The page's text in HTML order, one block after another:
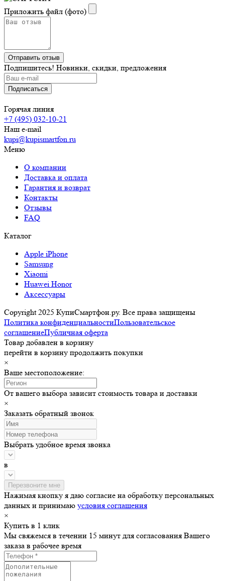
Приложить файл (фото)
Подпишитесь! Новинки, скидки, предложения
Горячая линия
+7 (495) 032-10-21
Наш e-mail
kupi@kupismartfon.ru
Меню
О компании
Доставка и оплата
Гарантия и возврат
Контакты
Отзывы
FAQ
Каталог
Apple iPhone
Samsung
Xiaomi
Huawei Honor
Аксессуары
Copyright 2025 КупиСмартфон.ру. Все права защищены
Политика конфиденциальностиПользовательское
соглашениеПубличная оферта
Товар добавлен в корзину
перейти в корзину продолжить покупки
×
Ваше местоположение:
От вашего выбора зависит стоимость товара и доставки
×
Заказать обратный звонок
Выбрать удобное время звонка
в
Нажимая кнопку я даю согласие на обработку персональных
данных и принимаю условия соглашения
×
Купить в 1 клик
Мы свяжемся в течении 15 минут для согласования Вашего
заказа в рабочее время